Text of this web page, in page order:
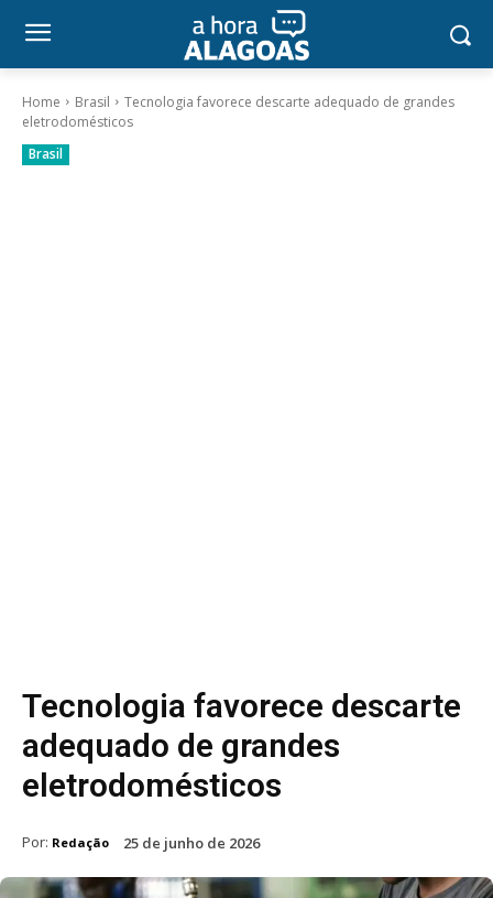
Home Brasil
Tecnologia favorece descarte adequado de grandes
eletrodomésticos
Brasil
Tecnologia favorece descarte
adequado de grandes
eletrodomésticos
Por: Redação 25 de junho de 2026